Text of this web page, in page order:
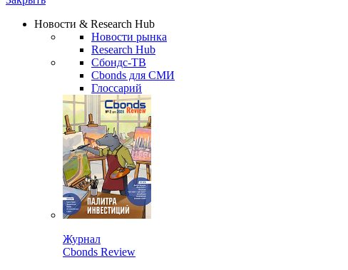
Надстройка XLS
Сбондс Люди
Новости & Research Hub
Новости рынка
Research Hub
Сбондс-ТВ
Cbonds для СМИ
Глоссарий